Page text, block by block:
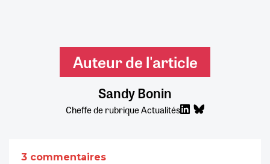
Auteur de l'article
Sandy Bonin
Cheffe de rubrique Actualités
3 commentaires